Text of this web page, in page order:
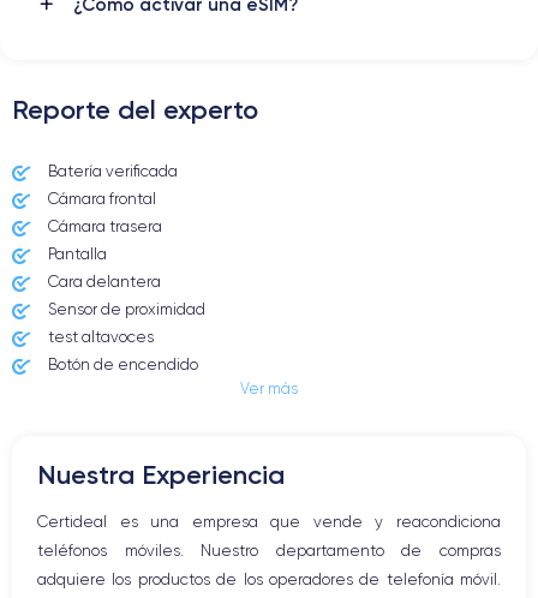
Reporte del experto
Batería verificada
Cámara frontal
Cámara trasera
Pantalla
Cara delantera
Sensor de proximidad
test altavoces
Botón de encendido
Altavoz
Botón Inicio
Bluetooth
WiFi
Ver más
Nuestra Experiencia
Certideal es una empresa que vende y reacondiciona
teléfonos móviles. Nuestro departamento de compras
adquiere los productos de los operadores de telefonía móvil.